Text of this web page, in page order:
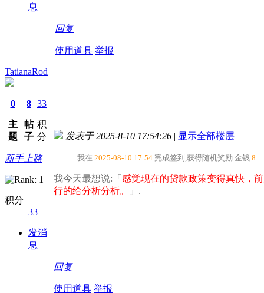
息
回复
使用道具 举报
TatianaRod
0
主
题
8
帖
子
33
积
分
新手上路
积分
33
发消
息
发表于 2025-8-10 17:54:26 | 显示全部楼层
我在 2025-08-10 17:54 完成签到,获得随机奖励 金钱 8
我今天最想说:「 感觉现在的贷款政策变得真快，
行的给分析分析。​
」.
回复
使用道具 举报